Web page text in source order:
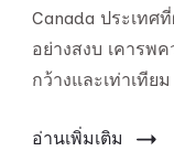
ร่วม
ของ
คน
เชื้อ
Canada ประเทศ
อย่างสงบ เคารพ
กว้างและเท่าเทียม
อ่านเพิ่มเติม